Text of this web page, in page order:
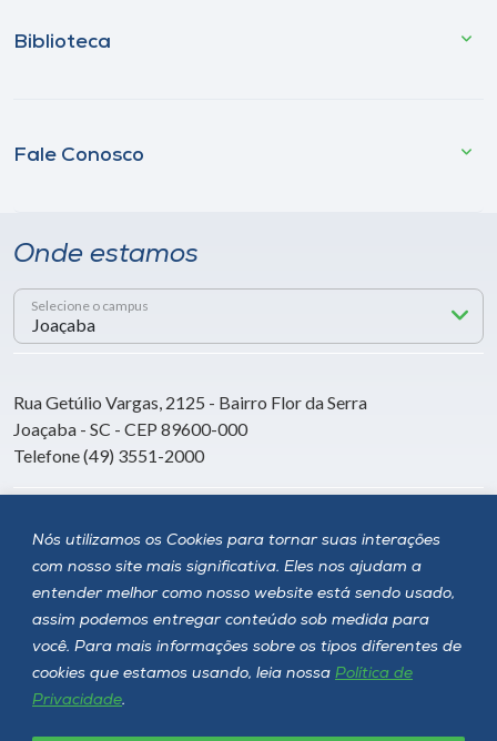
Nós utilizamos os Cookies para tornar suas interações
com nosso site mais significativa. Eles nos ajudam a
entender melhor como nosso website está sendo usado,
assim podemos entregar conteúdo sob medida para
você. Para mais informações sobre os tipos diferentes de
cookies que estamos usando, leia nossa Política de
Privacidade.
Biblioteca
Fale Conosco
Onde estamos
Selecione o campus
Rua Getúlio Vargas, 2125 - Bairro Flor da Serra
Joaçaba - SC - CEP 89600-000
Telefone (49) 3551-2000
Siga a Unoesc